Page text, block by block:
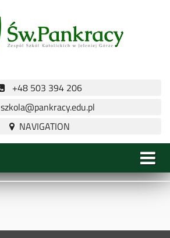
+48 503 394 206
szkola@pankracy.edu.pl